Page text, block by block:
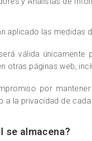
aplicado las
válida
otras páginas web,
por
a la privacidad de
se almacena?